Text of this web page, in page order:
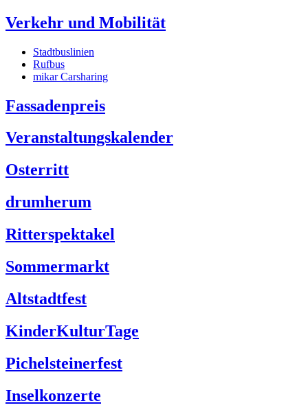
Verkehr und Mobilität
Stadtbuslinien
Rufbus
mikar Carsharing
Fassadenpreis
Veranstaltungskalender
Osterritt
drumherum
Ritterspektakel
Sommermarkt
Altstadtfest
KinderKulturTage
Pichelsteinerfest
Inselkonzerte